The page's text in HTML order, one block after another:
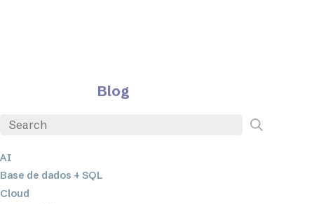
Blog
AI
Base de dados + SQL
Cloud